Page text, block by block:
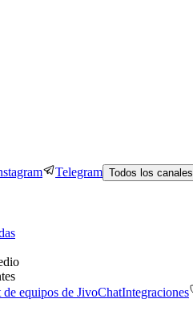
Telegram Todos los canales
de equipos de JivoChatIntegraciones